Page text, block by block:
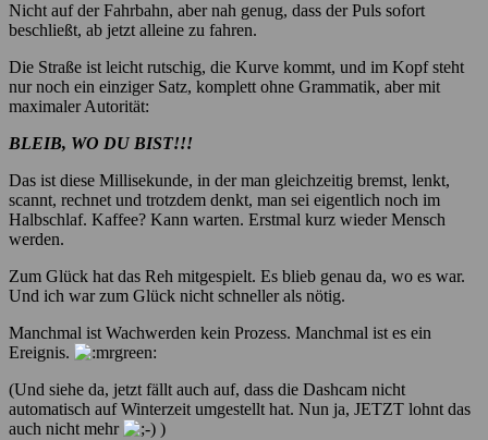
Nicht auf der Fahrbahn, aber nah genug, dass der Puls sofort
beschließt, ab jetzt alleine zu fahren.
Die Straße ist leicht rutschig, die Kurve kommt, und im Kopf steht
nur noch ein einziger Satz, komplett ohne Grammatik, aber mit
maximaler Autorität:
BLEIB, WO DU BIST!!!
Das ist diese Millisekunde, in der man gleichzeitig bremst, lenkt,
scannt, rechnet und trotzdem denkt, man sei eigentlich noch im
Halbschlaf. Kaffee? Kann warten. Erstmal kurz wieder Mensch
werden.
Zum Glück hat das Reh mitgespielt. Es blieb genau da, wo es war.
Und ich war zum Glück nicht schneller als nötig.
Manchmal ist Wachwerden kein Prozess. Manchmal ist es ein
Ereignis.
(Und siehe da, jetzt fällt auch auf, dass die Dashcam nicht
automatisch auf Winterzeit umgestellt hat. Nun ja, JETZT lohnt das
auch nicht mehr
)